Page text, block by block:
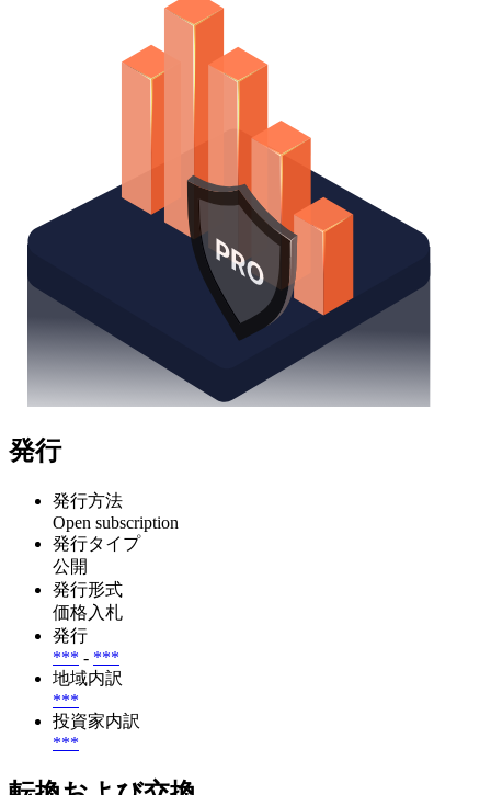
発行
発行方法
Open subscription
発行タイプ
公開
発行形式
価格入札
発行
*** - ***
地域内訳
***
投資家内訳
***